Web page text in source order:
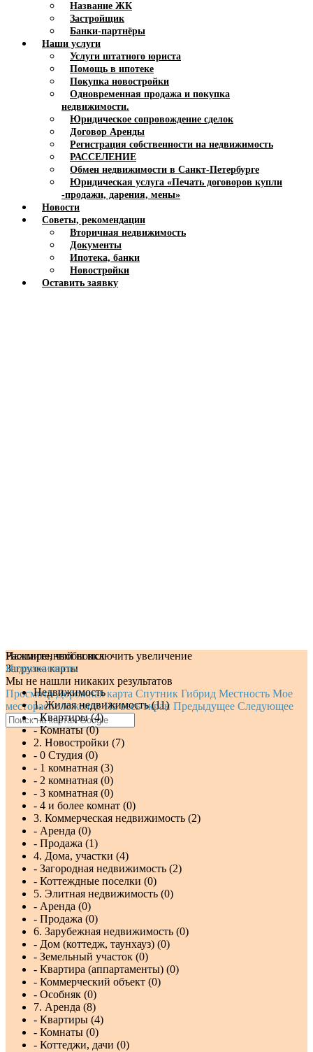
Название ЖК
Застройщик
Банки-партнёры
Наши услуги
Услуги штатного юриста
Помощь в ипотеке
Покупка новостройки
Одновременная продажа и покупка
недвижимости.
Юридическое сопровождение сделок
Договор Аренды
Регистрация собственности на недвижимость
РАССЕЛЕНИЕ
Обмен недвижимости в Санкт-Петербурге
Юридическая услуга «Печать договоров купли
-продажи, дарения, мены»
Новости
Советы, рекомендации
Вторичная недвижимость
Документы
Ипотека, банки
Новостройки
Оставить заявку
Нажмите, чтобы включить увеличение
Загрузка карты
Мы не нашли никаких результатов
Просмотр Дорожная карта Спутник Гибрид Местность Мое
месторасположение На весь экран Предыдущее Следующее
Расширенный поиск
Недвижимость
Недвижимость
1. Жилая недвижимость (11)
- Квартиры (4)
- Комнаты (0)
2. Новостройки (7)
- 0 Студия (0)
- 1 комнатная (3)
- 2 комнатная (0)
- 3 комнатная (0)
- 4 и более комнат (0)
3. Коммерческая недвижимость (2)
- Аренда (0)
- Продажа (1)
4. Дома, участки (4)
- Загородная недвижимость (2)
- Коттеждные поселки (0)
5. Элитная недвижимость (0)
- Аренда (0)
- Продажа (0)
6. Зарубежная недвижимость (0)
- Дом (коттедж, таунхауз) (0)
- Земельный участок (0)
- Квартира (аппартаменты) (0)
- Коммерческий объект (0)
- Особняк (0)
7. Аренда (8)
- Квартиры (4)
- Комнаты (0)
- Коттеджи, дачи (0)